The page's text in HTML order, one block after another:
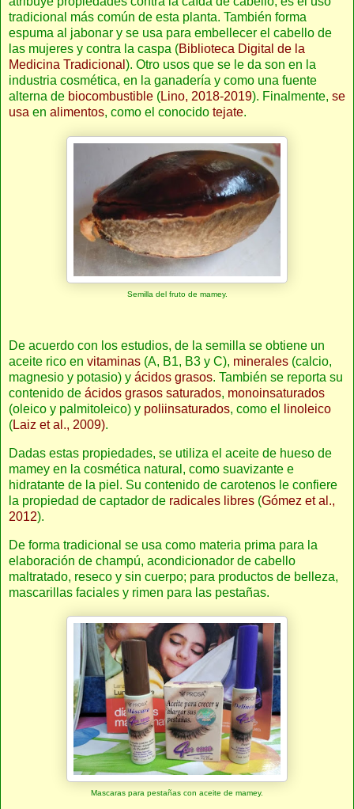
tradicional más común de esta planta. También forma
espuma al jabonar y se usa para embellecer el cabello de
las mujeres y contra la caspa (Biblioteca Digital de la
Medicina Tradicional ). Otro usos que se le da son en la
industria cosmética, en la ganadería y como una fuente
alterna de biocombustible (Lino, 2018-2019). Finalmente, se
usa en alimentos, como el conocido tejate.
Semilla del fruto de mamey.
De acuerdo con los estudios, de la semilla se obtiene un
aceite rico en vitaminas (A, B1, B3 y C), minerales (calcio,
magnesio y potasio) y ácidos grasos. También se reporta su
contenido de ácidos grasos saturados, monoinsaturados
(oleico y palmitoleico) y poliinsaturados, como el
linoleico
(Laiz et al., 2009).
Dadas estas propiedades, se utiliza el aceite de hueso de
mamey en la cosmética natural, como suavizante e
hidratante de la piel. Su contenido de carotenos le confiere
la propiedad de captador de radicales libres (Gómez et al.,
2012).
De forma tradicional se usa como materia prima para la
elaboración de champú, acondicionador de cabello
maltratado, reseco y sin cuerpo; para productos de belleza,
mascarillas faciales y rimen para las pestañas.
Mascaras para pestañas con aceite de mamey.